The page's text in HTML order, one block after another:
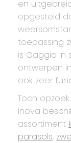
en
opgesteld
toepassing
is Gaggio in
ontwerpen
ook zeer
Toch
Inova
assortiment
parasols,